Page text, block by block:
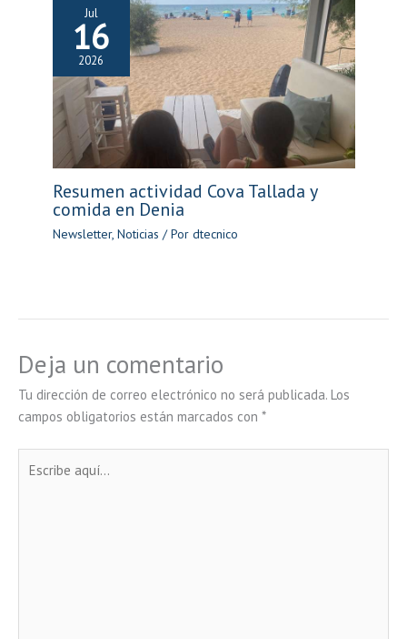
Jul
16
2026
Resumen actividad Cova Tallada y
comida en Denia
Newsletter, Noticias / Por dtecnico
Deja un comentario
Tu dirección de correo electrónico no será publicada. Los
campos obligatorios están marcados con *
aquí...